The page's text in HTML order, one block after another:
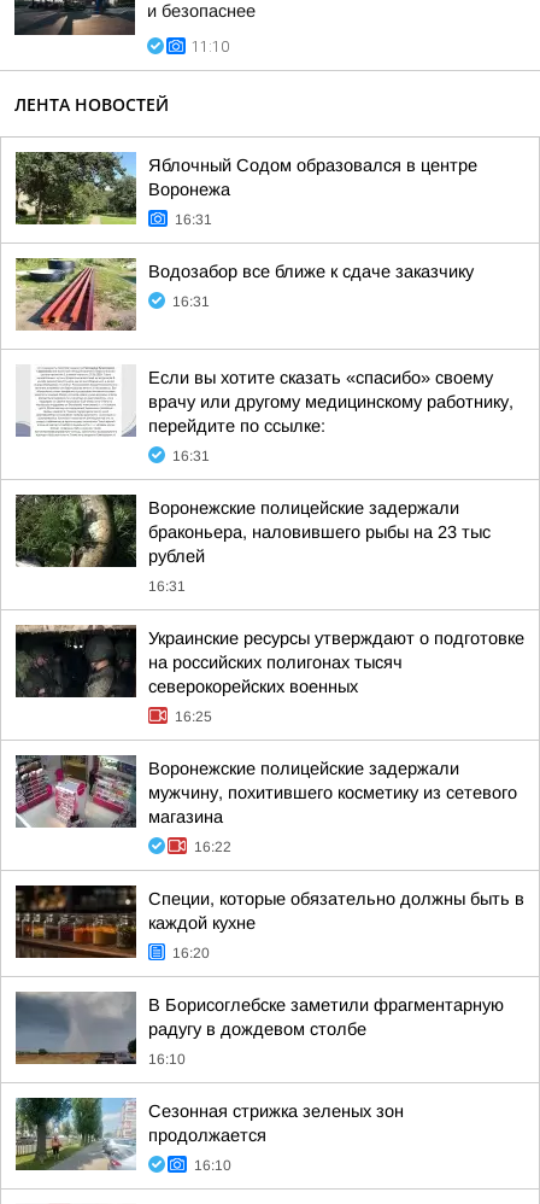
и безопаснее
11:10
ЛЕНТА НОВОСТЕЙ
Яблочный Содом образовался в центре
Воронежа
16:31
Водозабор все ближе к сдаче заказчику
16:31
Если вы хотите сказать «спасибо» своему
врачу или другому медицинскому работнику,
перейдите по ссылке:
16:31
Воронежские полицейские задержали
браконьера, наловившего рыбы на 23 тыс
рублей
16:31
Украинские ресурсы утверждают о подготовке
на российских полигонах тысяч
северокорейских военных
16:25
Воронежские полицейские задержали
мужчину, похитившего косметику из сетевого
магазина
16:22
Специи, которые обязательно должны быть в
каждой кухне
16:20
В Борисоглебске заметили фрагментарную
радугу в дождевом столбе
16:10
Сезонная стрижка зеленых зон
продолжается
16:10